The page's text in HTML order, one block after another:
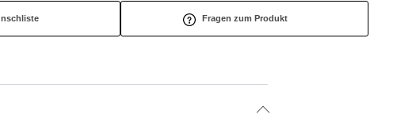
Fragen zum Produkt